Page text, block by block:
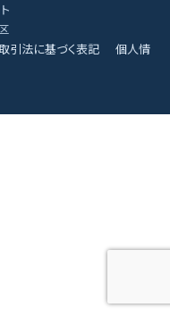
引法に基づく表記
個人情